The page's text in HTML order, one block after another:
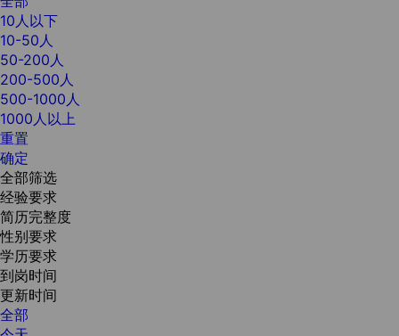
10人以下
10-50人
50-200人
200-500人
500-1000人
1000人以上
重置
确定
全部筛选
经验要求
简历完整度
性别要求
学历要求
到岗时间
更新时间
全部